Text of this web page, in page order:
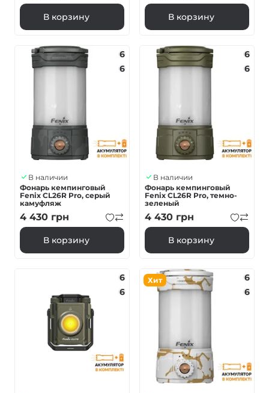
В корзину В корзину
6
6
В наличии
Фонарь кемпинговый
Fenix ​​CL26R Pro, серый
камуфляж
4 430 грн
В корзину
6
6
В наличии
Фонарь кемпинговый
Fenix ​​CL26R Pro, темно-
зеленый
4 430 грн
В корзину
6
6
Хит
6
6